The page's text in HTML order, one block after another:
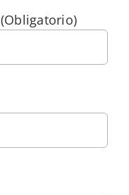
(Obligatorio)